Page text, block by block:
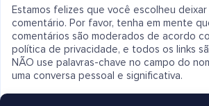
Estamos felizes que você escolheu deixar
comentário. Por favor, tenha em mente
comentários são moderados de acordo
política de privacidade, e todos os links
NÃO use palavras-chave no campo do
uma conversa pessoal e significativa.